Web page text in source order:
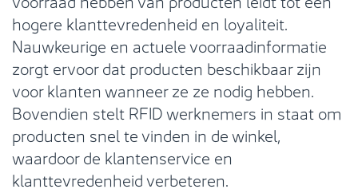
hogere klanttevredenheid en loyaliteit.
Nauwkeurige en actuele voorraadinformatie
zorgt ervoor dat producten beschikbaar zijn
voor klanten wanneer ze ze nodig hebben.
Bovendien stelt RFID werknemers in staat om
producten snel te vinden in de winkel,
waardoor de klantenservice en
klanttevredenheid verbeteren.